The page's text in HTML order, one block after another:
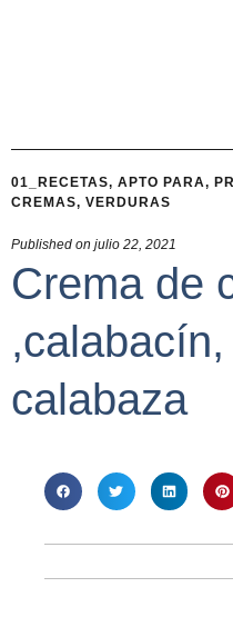
01_RECETAS, APTO PARA,
CREMAS, VERDURAS
Published on julio 22, 2021
Crema de
calabaza